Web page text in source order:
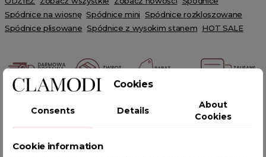
Spódnice na wiosnę Spódnice mini Spódnice rozkloszowane
Spódnice plisowane Spódnice z wysokim stanem HOT SALE
POWIĄZANE TAGI
Cookies
Consents Details
About
Cookies
Cookie information